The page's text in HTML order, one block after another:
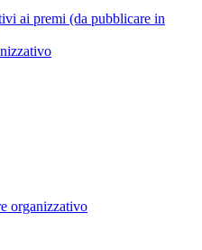
ai premi (da pubblicare in
organizzativo